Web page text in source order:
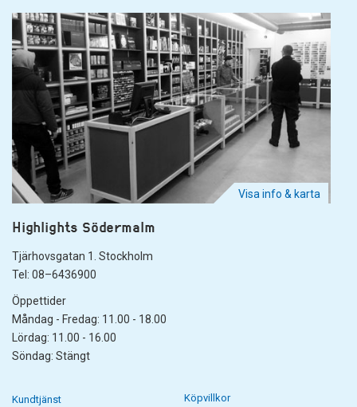
Visa info & karta
Highlights Södermalm
Tjärhovsgatan 1. Stockholm
Tel: 08–6436900
Öppettider
Måndag - Fredag: 11.00 - 18.00
Lördag: 11.00 - 16.00
Söndag: Stängt
Kundtjänst
Köpvillkor